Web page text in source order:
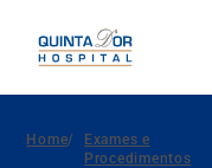
Home/
Exames e
Procedimentos